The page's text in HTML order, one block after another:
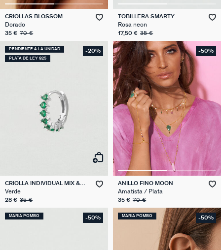
CRIOLLAS BLOSSOM
Dorado
35 € 70 €
TOBILLERA SMARTY
Rosa neon
17,50 € 35 €
PENDIENTE A LA UNIDAD
PLATA DE LEY 925
-20%
CRIOLLA INDIVIDUAL MIX &
MATCH
Verde
28 € 35 €
-50%
ANILLO FINO MOON
Amatista / Plata
35 € 70 €
MARIA POMBO -50% MARIA POMBO -50%